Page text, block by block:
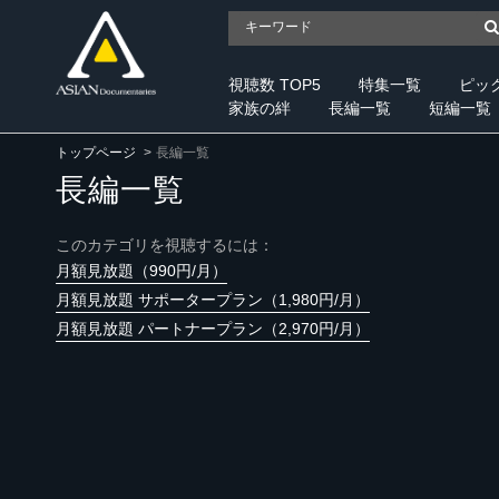
視聴数 TOP5 特集一覧
ピッ
家族の絆
長編一覧 短編一覧
トップページ 長編一覧
長編一覧
このカテゴリを視聴するには：
月額見放題（990円/月）
月額見放題 サポータープラン（1,980円/月）
月額見放題 パートナープラン（2,970円/月）